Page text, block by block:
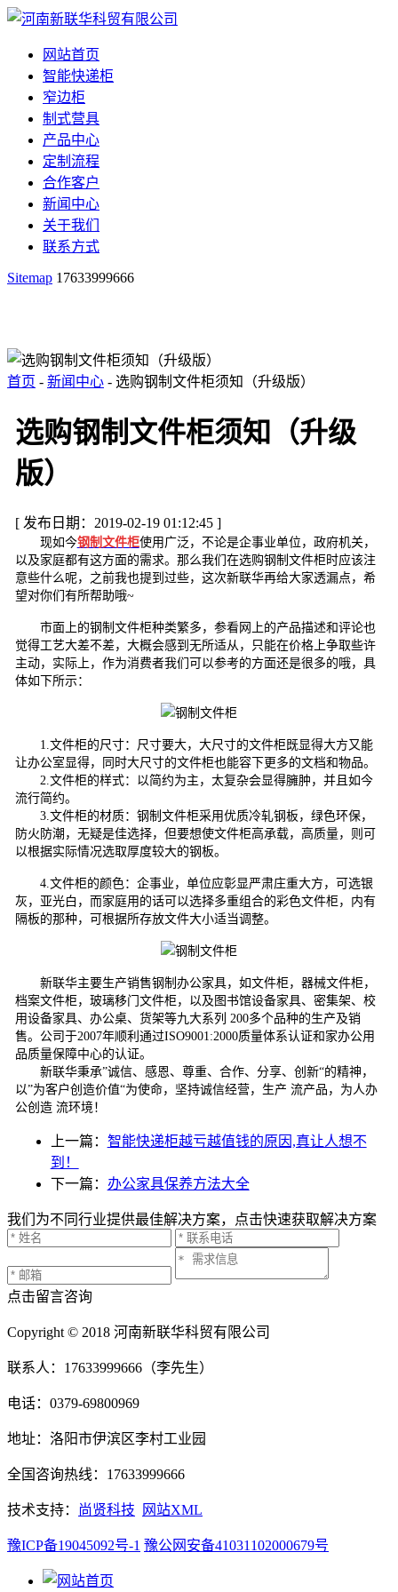
网站首页
智能快递柜
窄边柜
制式营具
产品中心
定制流程
合作客户
新闻中心
关于我们
联系方式
Sitemap 17633999666
首页 - 新闻中心 - 选购钢制文件柜须知（升级版）
选购钢制文件柜须知（升级
版）
[ 发布日期：2019-02-19 01:12:45 ]
现如今钢制文件柜使用广泛，不论是企事业单位，政府机关，
以及家庭都有这方面的需求。那么我们在选购钢制文件柜时应该注
意些什么呢，之前我也提到过些，这次新联华再给大家透漏点，希
望对你们有所帮助哦~
市面上的钢制文件柜种类繁多，参看网上的产品描述和评论也
觉得工艺大差不差，大概会感到无所适从，只能在价格上争取些许
主动，实际上，作为消费者我们可以参考的方面还是很多的哦，具
体如下所示：
1.文件柜的尺寸：尺寸要大，大尺寸的文件柜既显得大方又能
让办公室显得，同时大尺寸的文件柜也能容下更多的文档和物品。
2.文件柜的样式：以简约为主，太复杂会显得臃肿，并且如今
流行简约。
3.文件柜的材质：钢制文件柜采用优质冷轧钢板，绿色环保，
防火防潮，无疑是佳选择，但要想使文件柜高承载，高质量，则可
以根据实际情况选取厚度较大的钢板。
4.文件柜的颜色：企事业，单位应彰显严肃庄重大方，可选银
灰，亚光白，而家庭用的话可以选择多重组合的彩色文件柜，内有
隔板的那种，可根据所存放文件大小适当调整。
新联华主要生产销售钢制办公家具，如文件柜，器械文件柜，
档案文件柜，玻璃移门文件柜，以及图书馆设备家具、密集架、校
用设备家具、办公桌、货架等九大系列 200多个品种的生产及销
售。公司于2007年顺利通过ISO9001:2000质量体系认证和家办公用
品质量保障中心的认证。
新联华秉承”诚信、感恩、尊重、合作、分享、创新“的精神，
以”为客户创造价值“为使命，坚持诚信经营，生产 流产品，为人办
公创造 流环境！
上一篇： 智能快递柜越亏越值钱的原因,真让人想不
到！
下一篇： 办公家具保养方法大全
我们为不同行业提供最佳解决方案，点击快速获取解决方案
点击留言咨询
Copyright © 2018 河南新联华科贸有限公司
联系人：17633999666（李先生）
电话：0379-69800969
地址：洛阳市伊滨区李村工业园
全国咨询热线：17633999666
技术支持： 尚贤科技 网站XML
豫ICP备19045092号-1 豫公网安备41031102000679号